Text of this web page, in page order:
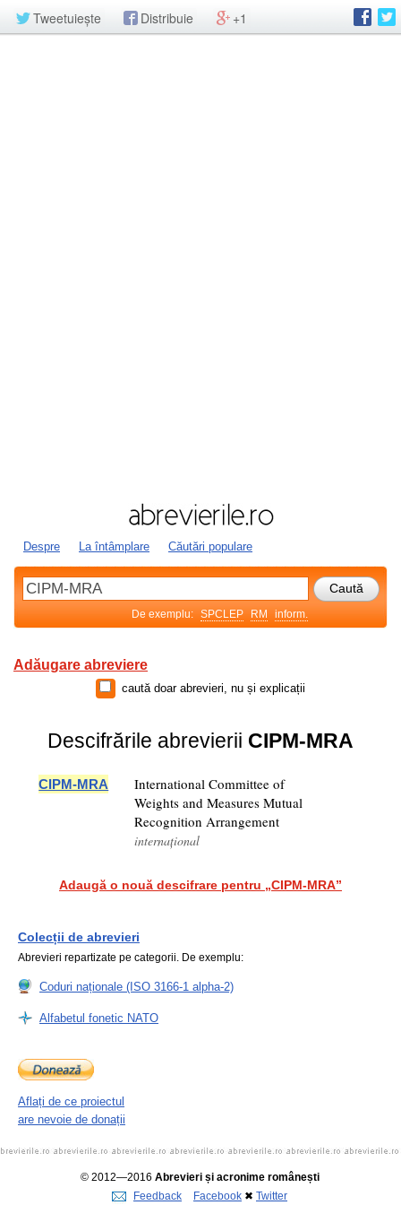
Tweetuiește Distribuie +1
Despre La întâmplare Căutări populare
De exemplu: SPCLEP RM inform.
Adăugare abreviere
caută doar abrevieri, nu și explicații
Descifrările abrevierii CIPM-MRA
CIPM-MRA
International Committee of
Weights and Measures Mutual
Recognition Arrangement
internațional
Adaugă o nouă descifrare pentru „CIPM-MRA”
Colecții de abrevieri
Abrevieri repartizate pe categorii. De exemplu:
Coduri naționale (ISO 3166-1 alpha-2)
Alfabetul fonetic NATO
Aflați de ce proiectul
are nevoie de donații
© 2012—2016 Abrevieri și acronime românești
Feedback
Facebook ✖ Twitter